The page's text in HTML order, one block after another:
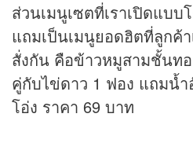
ส่วนเมนูเซตที่เราเปิดแบ
แถมเป็นเมนูยอดฮิตที่ลูกค้
สั่งกัน คือข้าวหมูสามชั้นท
คู่กับไข่ดาว 1 ฟอง แถมน้ำ
โอ่ง ราคา 69 บาท